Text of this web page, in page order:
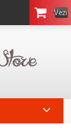
Vezi
Coşul